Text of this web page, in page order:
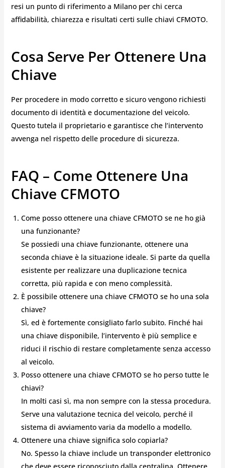
resi un punto di riferimento a Milano per chi cerca
affidabilità, chiarezza e risultati certi sulle chiavi CFMOTO.
Cosa Serve Per Ottenere Una
Chiave
Per procedere in modo corretto e sicuro vengono richiesti
documento di identità e documentazione del veicolo.
Questo tutela il proprietario e garantisce che l’intervento
avvenga nel rispetto delle procedure di sicurezza.
FAQ – Come Ottenere Una
Chiave CFMOTO
Come posso ottenere una chiave CFMOTO se ne ho già
una funzionante?
Se possiedi una chiave funzionante, ottenere una
seconda chiave è la situazione ideale. Si parte da quella
esistente per realizzare una duplicazione tecnica
corretta, più rapida e con meno complessità.
È possibile ottenere una chiave CFMOTO se ho una sola
chiave?
Sì, ed è fortemente consigliato farlo subito. Finché hai
una chiave disponibile, l’intervento è più semplice e
riduci il rischio di restare completamente senza accesso
al veicolo.
Posso ottenere una chiave CFMOTO se ho perso tutte le
chiavi?
In molti casi sì, ma non sempre con la stessa procedura.
Serve una valutazione tecnica del veicolo, perché il
sistema di avviamento varia da modello a modello.
Ottenere una chiave significa solo copiarla?
No. Spesso la chiave include un transponder elettronico